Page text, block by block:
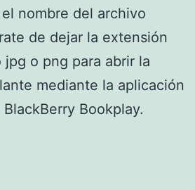
nombre del archivo
de dejar la extensión
o png para abrir la
mediante la aplicación
Bookplay.